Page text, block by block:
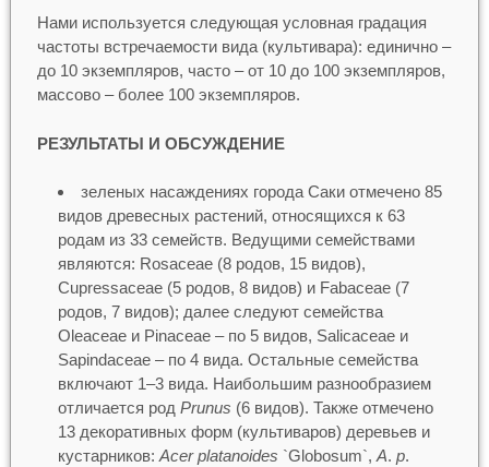
Нами используется следующая условная градация
частоты встречаемости вида (культивара): единично –
до 10 экземпляров, часто – от 10 до 100 экземпляров,
массово – более 100 экземпляров.
РЕЗУЛЬТАТЫ И ОБСУЖДЕНИЕ
зеленых насаждениях города Саки отмечено 85
видов древесных растений, относящихся к 63
родам из 33 семейств. Ведущими семействами
являются: Rosaceae (8 родов, 15 видов),
Cupressaceae (5 родов, 8 видов) и Fabaceae (7
родов, 7 видов); далее следуют семейства
Oleaceae и Pinaceae – по 5 видов, Salicaceae и
Sapindaceae – по 4 вида. Остальные семейства
включают 1–3 вида. Наибольшим разнообразием
отличается род Prunus (6 видов). Также отмечено
13 декоративных форм (культиваров) деревьев и
кустарников: Acer platanoides `Globosum`, A. p.